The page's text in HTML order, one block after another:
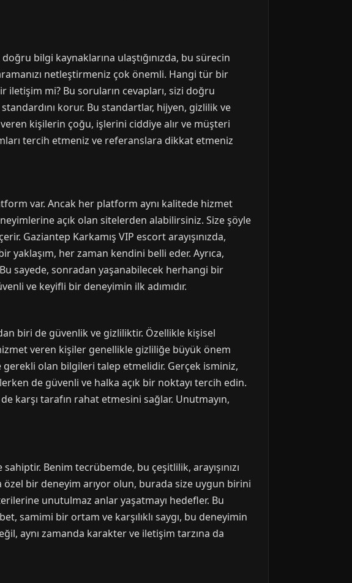
bilgi kaynaklarına ulaştığınızda, bu sürecin
netleştirmeniz çok önemli. Hangi tür bir
iletişim mi? Bu soruların cevapları, sizi doğru
korur. Bu standartlar, hijyen, gizlilik ve
kişilerin çoğu, işlerini ciddiye alır ve müşteri
tercih etmeniz ve referanslara dikkat etmeniz
var. Ancak her platform aynı kalitede hizmet
açık olan sitelerden alabilirsiniz. Size şöyle
Gaziantep Karkamış VIP escort arayışınızda,
yaklaşım, her zaman kendini belli eder. Ayrıca,
sayede, sonradan yaşanabilecek herhangi bir
ve keyifli bir deneyimin ilk adımıdır.
biri de güvenlik ve gizliliktir. Özellikle kişisel
veren kişiler genellikle gizliliğe büyük önem
olan bilgileri talep etmelidir. Gerçek isminiz,
de güvenli ve halka açık bir noktayı tercih edin.
karşı tarafın rahat etmesini sağlar. Unutmayın,
Benim tecrübemde, bu çeşitlilik, arayışınızı
bir deneyim arıyor olun, burada size uygun birini
unutulmaz anlar yaşatmayı hedefler. Bu
samimi bir ortam ve karşılıklı saygı, bu deneyimin
aynı zamanda karakter ve iletişim tarzına da